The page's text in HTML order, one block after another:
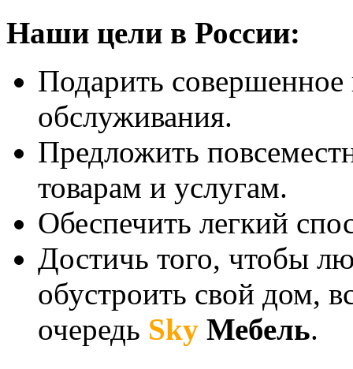
Наши цели в России:
Подарить совершенное
обслуживания.
Предложить
товарам и услугам.
Обеспечить легкий
Достичь того, чтобы
обустроить свой дом,
очередь Sky Мебель.